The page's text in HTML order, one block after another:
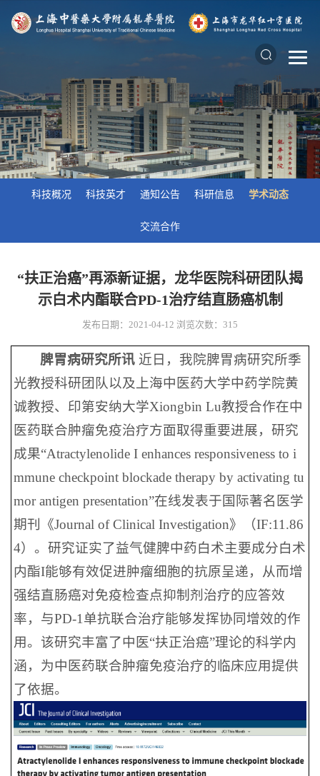
科技概况 科技英才 通知公告 科研信息 学术动态
交流合作
“扶正治癌”再添新证据，龙华医院科研团队揭
示白术内酯联合PD-1治疗结直肠癌机制
发布日期：2021-04-12 浏览次数： 315
脾胃病研究所讯 近日，我院脾胃病研究所季
光教授科研团队以及上海中医药大学中药学院黄
诚教授、印第安纳大学Xiongbin Lu教授合作在中
医药联合肿瘤免疫治疗方面取得重要进展，研究
成果“Atractylenolide I enhances responsiveness to i
mmune checkpoint blockade therapy by activating tu
mor antigen presentation”在线发表于国际著名医学
期刊《Journal of Clinical Investigation》（IF:11.86
4）。研究证实了益气健脾中药白术主要成分白术
内酯I能够有效促进肿瘤细胞的抗原呈递，从而增
强结直肠癌对免疫检查点抑制剂治疗的应答效
率，与PD-1单抗联合治疗能够发挥协同增效的作
用。该研究丰富了中医“扶正治癌”理论的科学内
涵，为中医药联合肿瘤免疫治疗的临床应用提供
了依据。